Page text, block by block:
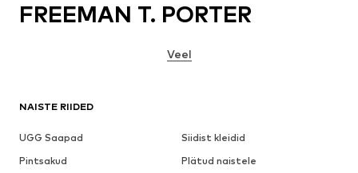
NAISTE RIIDED
UGG Saapad
Siidist kleidid
Pintsakud
Plätud naistele
FREEMAN T. PORTER
Veel